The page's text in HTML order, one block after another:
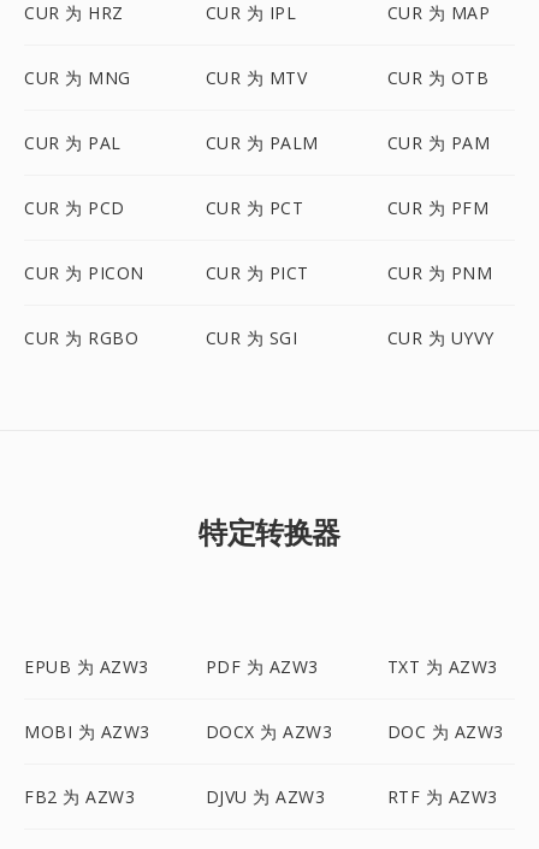
CUR 为 HRZ CUR 为 IPL CUR 为 MAP
CUR 为 MNG CUR 为 MTV CUR 为 OTB
CUR 为 PAL CUR 为 PALM CUR 为 PAM
CUR 为 PCD CUR 为 PCT CUR 为 PFM
CUR 为 PICON CUR 为 PICT CUR 为 PNM
CUR 为 RGBO CUR 为 SGI CUR 为 UYVY
特定转换器
EPUB 为 AZW3 PDF 为 AZW3 TXT 为 AZW3
MOBI 为 AZW3 DOCX 为 AZW3 DOC 为 AZW3
FB2 为 AZW3 DJVU 为 AZW3 RTF 为 AZW3